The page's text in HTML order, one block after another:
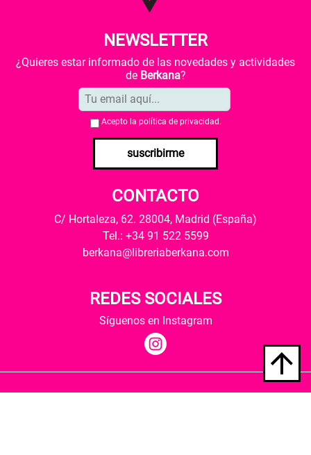
NEWSLETTER
¿Quieres estar informado de las novedades y actividades
de Berkana?
Acepto la política de privacidad .
suscribirme
CONTACTO
C/ Hortaleza, 62. 28004, Madrid (España)
Tel.: +34 91 522 5599
berkana@libreriaberkana.com
REDES SOCIALES
Síguenos en Instagram